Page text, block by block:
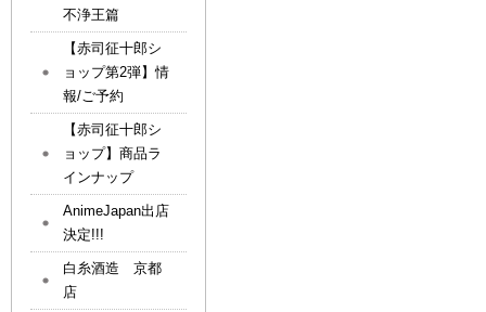
不浄王篇
【赤司征十郎シ
ョップ第2弾】情
報/ご予約
【赤司征十郎シ
ョップ】商品ラ
インナップ
AnimeJapan出店
決定!!!
白糸酒造 京都
店